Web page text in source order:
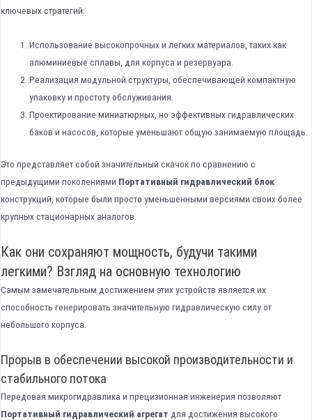
ключевых стратегий:
Использование высокопрочных и легких материалов, таких как
алюминиевые сплавы, для корпуса и резервуара.
Реализация модульной структуры, обеспечивающей компактную
упаковку и простоту обслуживания.
Проектирование миниатюрных, но эффективных гидравлических
баков и насосов, которые уменьшают общую занимаемую площадь.
Это представляет собой значительный скачок по сравнению с
предыдущими поколениями Портативный гидравлический блок
конструкций, которые были просто уменьшенными версиями своих более
крупных стационарных аналогов.
Как они сохраняют мощность, будучи такими
легкими? Взгляд на основную технологию
Самым замечательным достижением этих устройств является их
способность генерировать значительную гидравлическую силу от
небольшого корпуса.
Прорыв в обеспечении высокой производительности и
стабильного потока
Передовая микрогидравлика и прецизионная инженерия позволяют
Портативный гидравлический агрегат для достижения высокого